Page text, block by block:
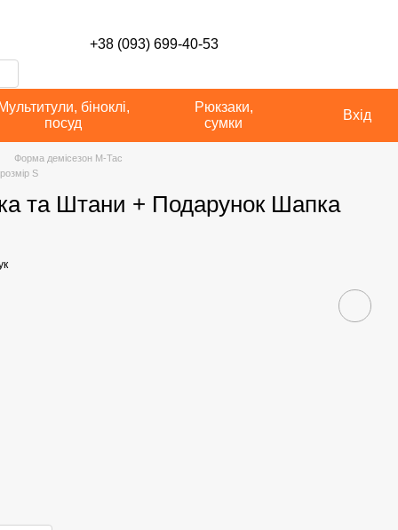
+38 (093) 699-40-53
біноклі,
посуд
Рюкзаки,
сумки
Вхід
Форма демісезон M-Tac
S
та Штани + Подарунок Шапка